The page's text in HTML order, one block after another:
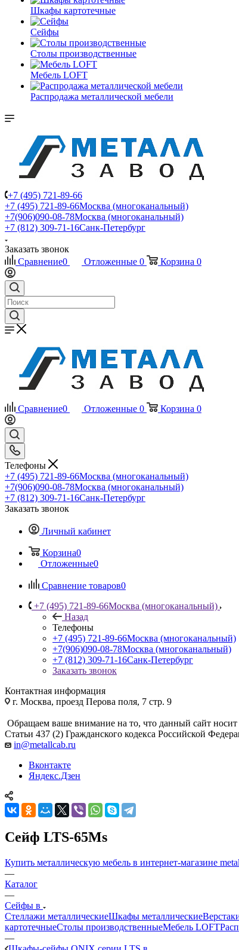
Шкафы картотечные
Сейфы
Столы производственные
Мебель LOFT
Распродажа металлической мебели
+7 (495) 721-89-66
+7 (495) 721-89-66Москва (многоканальный)
+7(906)090-08-78Москва (многоканальный)
+7 (812) 309-71-16Санк-Петербург
Заказать звонок
Сравнение0 Отложенные 0 Корзина 0
Сравнение0 Отложенные 0 Корзина 0
Телефоны
+7 (495) 721-89-66Москва (многоканальный)
+7(906)090-08-78Москва (многоканальный)
+7 (812) 309-71-16Санк-Петербург
Заказать звонок
Личный кабинет
Корзина0
Отложенные0
Сравнение товаров0
+7 (495) 721-89-66Москва (многоканальный)
Назад
Телефоны
+7 (495) 721-89-66Москва (многоканальный)
+7(906)090-08-78Москва (многоканальный)
+7 (812) 309-71-16Санк-Петербург
Заказать звонок
Контактная информация
г. Москва, проезд Перова поля, 7 стр. 9
Обращаем ваше внимание на то, что данный сайт
Статьи 437 (2) Гражданского кодекса Российской
in@metallcab.ru
Вконтакте
Яндекс.Дзен
Сейф LTS-65Ms
Купить металлическую мебель в интернет-магазине
—
Каталог
—
Сейфы в
Стеллажи металлическиеШкафы металлические
картотечныеСтолы производственныеМебель LOFT
—